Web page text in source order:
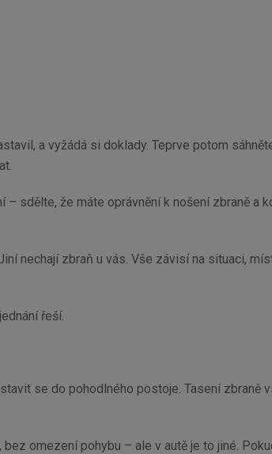
a vyžádá si doklady. Teprve potom
sdělte, že máte oprávnění k nošení zbraně a
nechají zbraň u vás. Vše závisí na situaci,
řeší.
se do pohodlného postoje. Tasení zbraně
omezení pohybu – ale v autě je to jiné.